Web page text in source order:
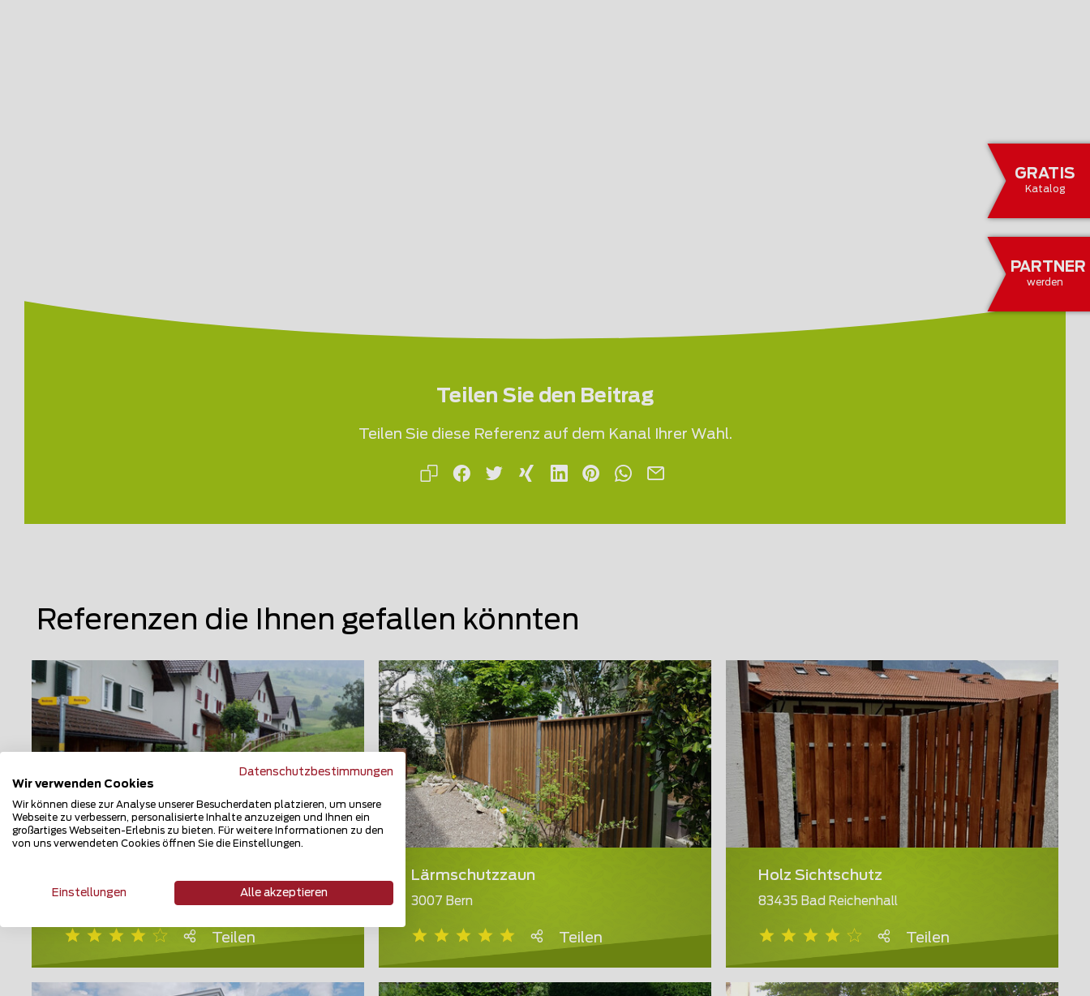
GRATIS
Katalog
PARTNER
werden
Teilen Sie den Beitrag
Teilen Sie diese Referenz auf dem Kanal Ihrer Wahl.
Referenzen die Ihnen gefallen könnten
9657 Unterwasser
Teilen
Lärmschutzzaun
3007 Bern
Teilen
Holz Sichtschutz
83435 Bad Reichenhall
Teilen
Datenschutzbestimmungen
Wir verwenden Cookies
Wir können diese zur Analyse unserer Besucherdaten platzieren, um unsere
Webseite zu verbessern, personalisierte Inhalte anzuzeigen und Ihnen ein
großartiges Webseiten-Erlebnis zu bieten. Für weitere Informationen zu den
von uns verwendeten Cookies öffnen Sie die Einstellungen.
Einstellungen Alle akzeptieren